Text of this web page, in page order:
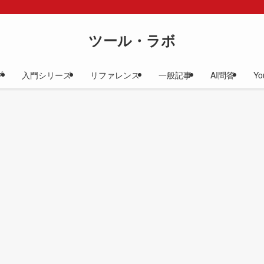
ツール・ラボ
入門シリーズ リファレンス 一般記事 AI問答